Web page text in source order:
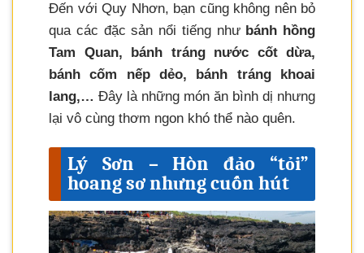
Đến với Quy Nhơn, bạn cũng không nên bỏ
qua các đặc sản nổi tiếng như bánh hồng
Tam Quan, bánh tráng nước cốt dừa,
bánh cốm nếp dẻo, bánh tráng khoai
lang,… Đây là những món ăn bình dị nhưng
lại vô cùng thơm ngon khó thể nào quên.
Lý Sơn – Hòn đảo “tỏi”
hoang sơ nhưng cuốn hút